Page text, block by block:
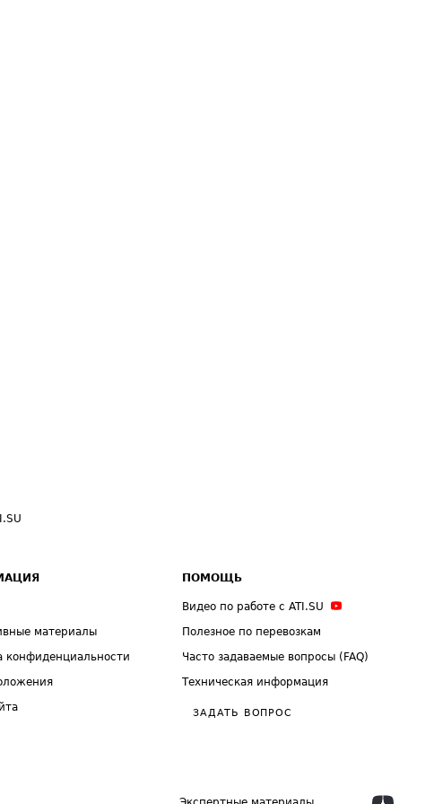
материалы
конфиденциальности
ПОМОЩЬ
Видео по работе с ATI.SU
Полезное по перевозкам
Часто задаваемые вопросы (FAQ)
Техническая информация
ЗАДАТЬ ВОПРОС